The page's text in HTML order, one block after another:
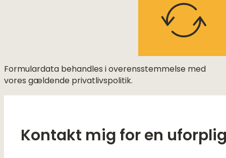
Formulardata behandles i overensstemmelse med
vores gældende privatlivspolitik.
Kontakt mig for en